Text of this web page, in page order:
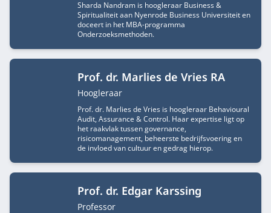
Sharda Nandram is hoogleraar Business &
Spiritualiteit aan Nyenrode Business Universiteit en
doceert in het MBA-programma
Onderzoeksmethoden.
Prof. dr. Marlies de Vries RA
Functietitel
Hoogleraar
Prof. dr. Marlies de Vries is hoogleraar Behavioural
Audit, Assurance & Control. Haar expertise ligt op
het raakvlak tussen governance,
risicomanagement, beheerste bedrijfsvoering en
de invloed van cultuur en gedrag hierop.
Prof. dr. Edgar Karssing
Functietitel
Professor